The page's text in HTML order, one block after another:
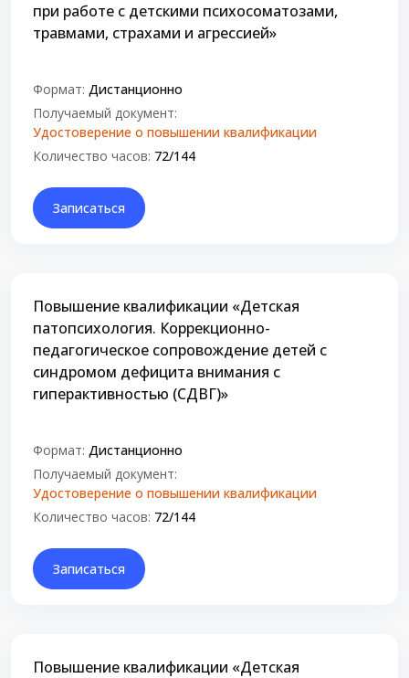
при работе с детскими психосоматозами,
травмами, страхами и агрессией»
Формат: Дистанционно
Получаемый документ:
Удостоверение о повышении квалификации
Количество часов: 72/144
Записаться
Повышение квалификации «Детская
патопсихология. Коррекционно-
педагогическое сопровождение детей с
синдромом дефицита внимания с
гиперактивностью (СДВГ)»
Формат: Дистанционно
Получаемый документ:
Удостоверение о повышении квалификации
Количество часов: 72/144
Записаться
Повышение квалификации «Детская